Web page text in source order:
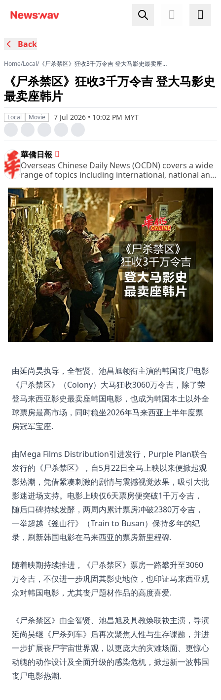
Back
Home/Local/《尸杀禁区》狂收3千万令吉 登大马影史最卖座韩
《尸杀禁区》狂收3千万令吉 登大马影史
最卖座韩片
Local Movie 7 Jul 2026 • 10:02 PM MYT
華僑日報
Overseas Chinese Daily News (OCDN) covers a wide
range of topics including international, national and
sports, entertainment and leisure, women column
and other pages of great interest.
由延尚昊执导，全智贤、池昌旭领衔主演的韩国丧尸电影
《尸杀禁区》（Colony）大马狂收3060万令吉，除了荣
登马来西亚影史最卖座韩国电影，也成为韩国本土以外全
球票房最高市场，同时稳坐2026年马来西亚上半年度票
房冠军宝座.
由Mega Films Distribution引进发行，Purple Plan联合
发行的《尸杀禁区》，自5月22日全马上映以来便掀起观
影热潮，凭借紧凑刺激的剧情与震撼视觉效果，吸引大批
影迷进场支持。电影上映仅6天票房便突破1千万令吉，
随后口碑持续发酵，两周内累计票房冲破2380万令吉，
一举超越《釜山行》（Train to Busan）保持多年的纪
录，刷新韩国电影在马来西亚的票房新里程碑.
随着映期持续推进，《尸杀禁区》票房一路攀升至3060
万令吉，不仅进一步巩固其影史地位，也印证马来西亚观
众对韩国电影，尤其丧尸题材作品的高度喜爱.
《尸杀禁区》由全智贤、池昌旭及具教焕联袂主演，导演
延尚昊继《尸杀列车》后再次聚焦人性与生存课题，并进
一步扩展丧尸宇宙世界观，以更庞大的灾难场面、更惊心
动魄的动作设计及全面升级的感染危机，掀起新一波韩国
丧尸电影热潮.